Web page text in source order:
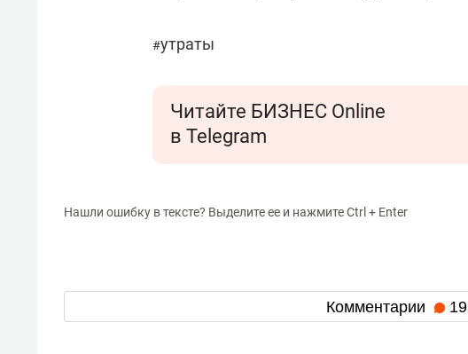
#утраты
Читайте БИЗНЕС Online
в Telegram
Нашли ошибку в тексте? Выделите ее и нажмите Ctrl + Enter
Комментарии 19